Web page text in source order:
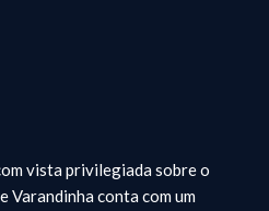
vista privilegiada sobre o
Varandinha conta com um